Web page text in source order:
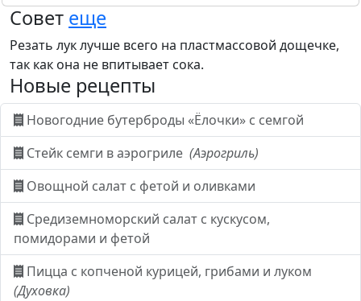
Совет еще
Резать лук лучше всего на пластмассовой дощечке,
так как она не впитывает сока.
Новые рецепты
Новогодние бутерброды «Ёлочки» с семгой
Стейк семги в аэрогриле (Аэрогриль)
Овощной салат с фетой и оливками
Средиземноморский салат с кускусом,
помидорами и фетой
Пицца с копченой курицей, грибами и луком
(Духовка)